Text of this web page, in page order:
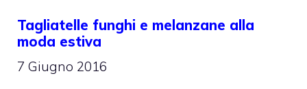
Tagliatelle funghi e melanzane alla
moda estiva
7 Giugno 2016